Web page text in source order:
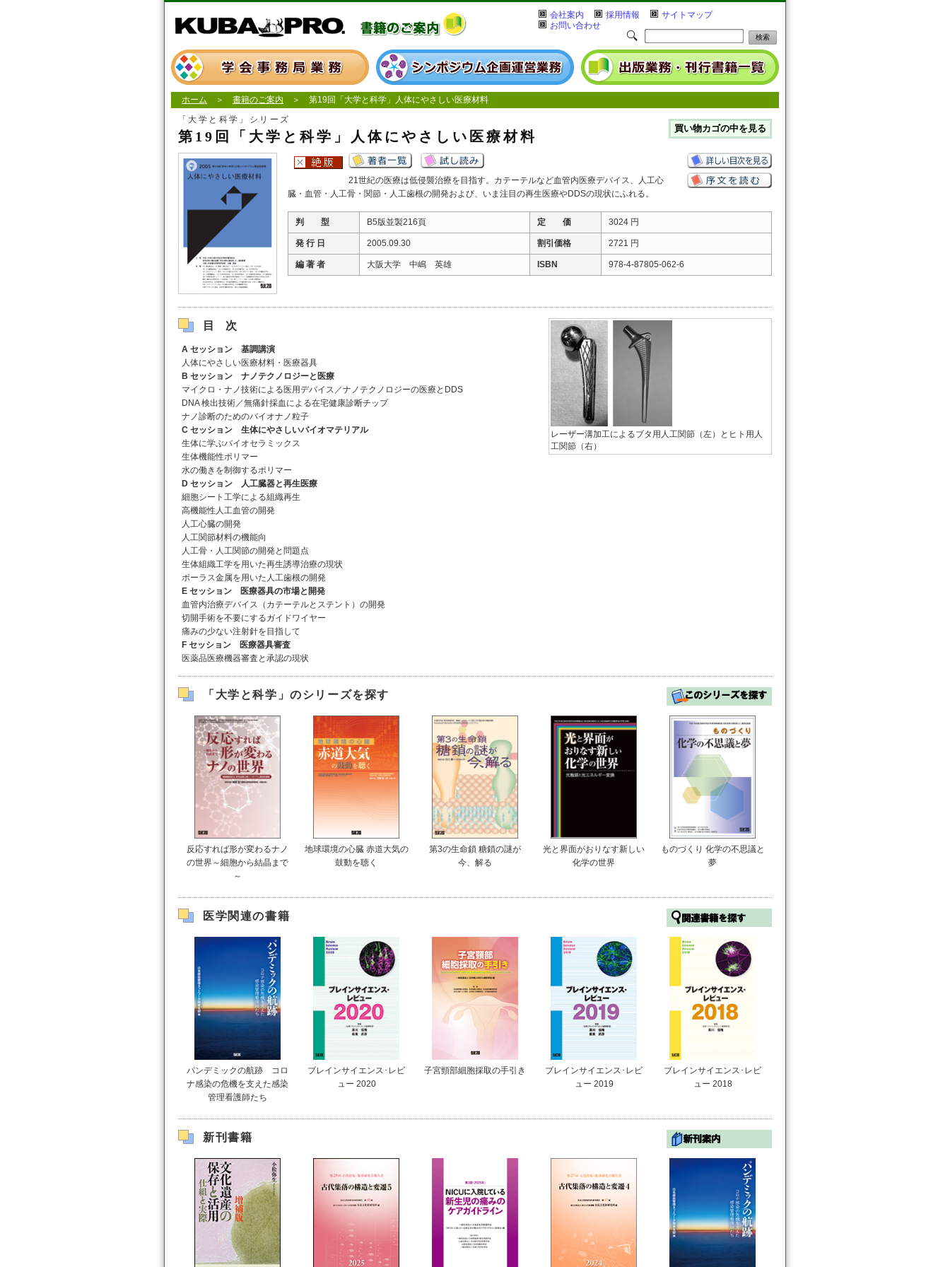
会社案内 採用情報
サイトマップ
お問い合わせ
ホーム ＞ 書籍のご案内 ＞ 第19回「大学と科学」人体にやさしい医療材料
「大学と科学」シリーズ
第19回「大学と科学」人体にやさしい医療材料
21世紀の医療は低侵襲治療を目指す。カテーテルなど血管内医療デバイス、人工心
臓・血管・人工骨・関節・人工歯根の開発および、いま注目の再生医療やDDSの現状にふれる。
判 型 B5版並製216頁 定 価 3024 円
発 行 日 2005.09.30 割引価格 2721 円
編 著 者 大阪大学 中嶋 英雄 ISBN 978-4-87805-062-6
レーザー溝加工によるブタ用人工関節（左）とヒト用人
工関節（右）
目次
A セッション 基調講演
人体にやさしい医療材料・医療器具
B セッション ナノテクノロジーと医療
マイクロ・ナノ技術による医用デバイス／ナノテクノロジーの医療とDDS
DNA 検出技術／無痛針採血による在宅健康診断チップ
ナノ診断のためのバイオナノ粒子
C セッション 生体にやさしいバイオマテリアル
生体に学ぶバイオセラミックス
生体機能性ポリマー
水の働きを制御するポリマー
D セッション 人工臓器と再生医療
細胞シート工学による組織再生
高機能性人工血管の開発
人工心臓の開発
人工関節材料の機能向
人工骨・人工関節の開発と問題点
生体組織工学を用いた再生誘導治療の現状
ポーラス金属を用いた人工歯根の開発
E セッション 医療器具の市場と開発
血管内治療デバイス（カテーテルとステント）の開発
切開手術を不要にするガイドワイヤー
痛みの少ない注射針を目指して
F セッション 医療器具審査
医薬品医療機器審査と承認の現状
「大学と科学」のシリーズを探す
反応すれば形が変わるナノ
の世界～細胞から結晶まで
～
地球環境の心臓 赤道大気の
鼓動を聴く
第3の生命鎖 糖鎖の謎が
今、解る
光と界面がおりなす新しい
化学の世界
ものづくり 化学の不思議と
夢
医学関連の書籍
パンデミックの航跡 コロ
ナ感染の危機を支えた感染
管理看護師たち
ブレインサイエンス･レビ
ュー 2020
子宮頸部細胞採取の手引き
ブレインサイエンス･レビ
ュー 2019
ブレインサイエンス･レビ
ュー 2018
新刊書籍